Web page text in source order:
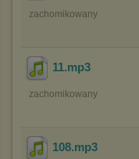
zachomikowany
11.mp3
zachomikowany
108.mp3